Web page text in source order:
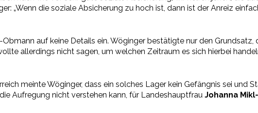
„Wenn die soziale Absicherung zu hoch ist, dann ist der Anreiz
auf keine Details ein. Wöginger bestätigte nur den Grundsatz,
allerdings nicht sagen, um welchen Zeitraum es sich hierbei
meinte Wöginger, dass ein solches Lager kein Gefängnis sei und
Aufregung nicht verstehen kann, für Landeshauptfrau Johanna